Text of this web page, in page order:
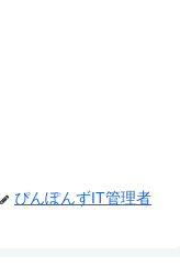
ぴんぽんずIT管理者